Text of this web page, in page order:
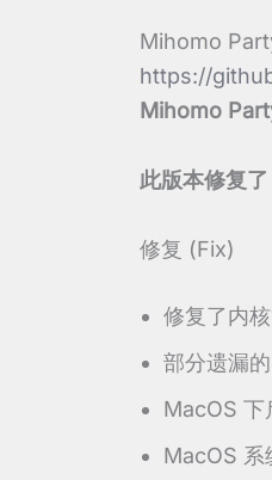
Mihomo
https://
Mihomo
此版本修复
修复 (Fix)
修复了内
部分遗漏
MacOS
MacOS 系